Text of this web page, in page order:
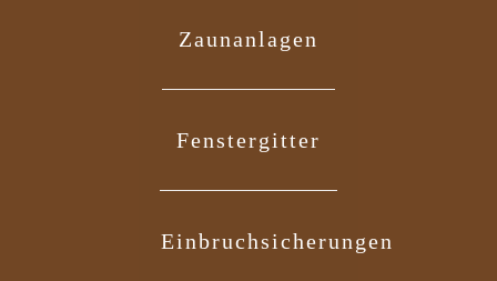
Zaunanlagen
Fenstergitter
Einbruchsicherungen